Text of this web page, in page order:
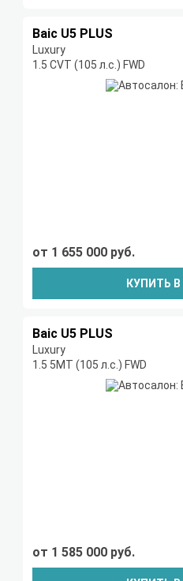
Baic U5 PLUS
Luxury
1.5 CVT (105 л.с.) FWD
от 1 655 000 руб.
КУПИТЬ
Baic U5 PLUS
Luxury
1.5 5MT (105 л.с.) FWD
от 1 585 000 руб.